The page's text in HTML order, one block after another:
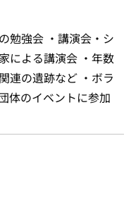
勉強会 ・講演会・シ
による講演会 ・年数
連の遺跡など ・ボラ
体のイベントに参加